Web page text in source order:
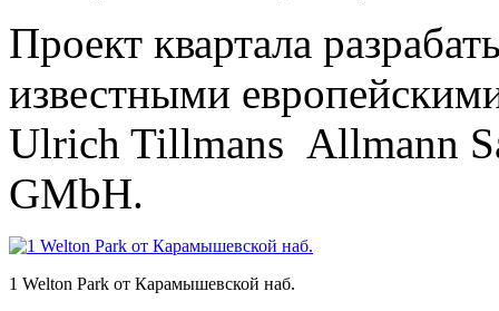
Проект квартала
известными
Ulrich Tillmans Allmann
GMbH.
1 Welton Park от Карамышевской наб.